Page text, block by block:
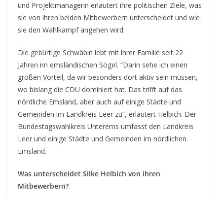
und Projektmanagerin erläutert ihre politischen Ziele, was
sie von ihren beiden Mitbewerbern unterscheidet und wie
sie den Wahlkampf angehen wird.
Die gebürtige Schwäbin lebt mit ihrer Familie seit 22
Jahren im emsländischen Sögel. “Darin sehe ich einen
großen Vorteil, da wir besonders dort aktiv sein müssen,
wo bislang die CDU dominiert hat. Das trifft auf das
nördliche Emsland, aber auch auf einige Städte und
Gemeinden im Landkreis Leer zu”, erläutert Helbich. Der
Bundestagswahlkreis Unterems umfasst den Landkreis
Leer und einige Städte und Gemeinden im nördlichen
Emsland.
Was unterscheidet Silke Helbich von ihren
Mitbewerbern?